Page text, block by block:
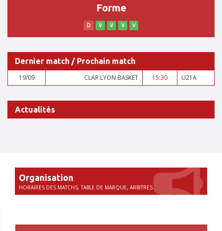
Forme
D V V V V
Dernier match / Prochain match
19/09 CLAR LYON BASKET 15:30 U21A
Actualités
Ligue ARA - Poules phase 1 2026/2027 - Seniors 2
et U21
Finales régionales U21 et PNM
Organisation
HORAIRES DES MATCHS, TABLE DE MARQUE, ARBITRES...